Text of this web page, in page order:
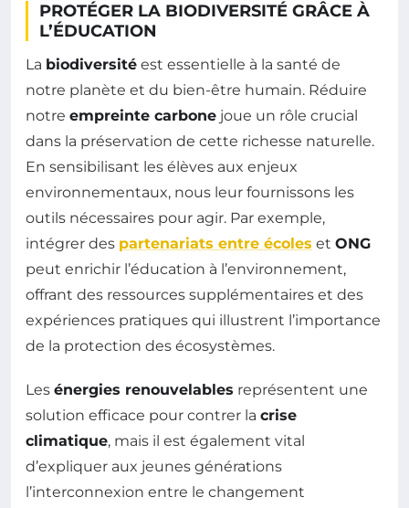
PROTÉGER LA BIODIVERSITÉ GRÂCE À
L’ÉDUCATION
La biodiversité est essentielle à la santé de
notre planète et du bien-être humain. Réduire
notre empreinte carbone joue un rôle crucial
dans la préservation de cette richesse naturelle.
En sensibilisant les élèves aux enjeux
environnementaux, nous leur fournissons les
outils nécessaires pour agir. Par exemple,
intégrer des partenariats entre écoles et ONG
peut enrichir l’éducation à l’environnement,
offrant des ressources supplémentaires et des
expériences pratiques qui illustrent l’importance
de la protection des écosystèmes.
Les énergies renouvelables représentent une
solution efficace pour contrer la crise
climatique, mais il est également vital
d’expliquer aux jeunes générations
l’interconnexion entre le changement